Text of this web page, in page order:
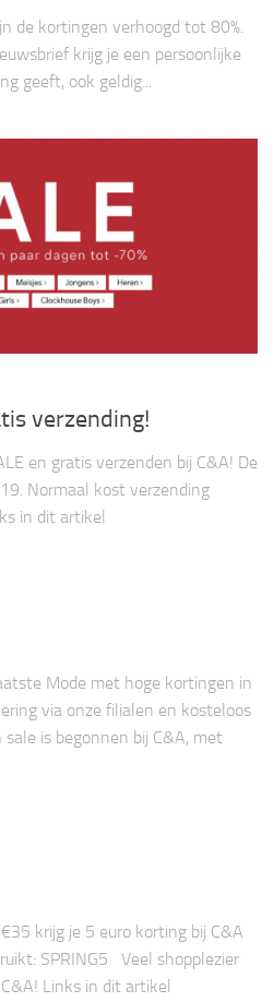
de kortingen verhoogd tot 80%.
krijg je een persoonlijke
geeft, ook geldig...
verzending!
en gratis verzenden bij C&A! De
Normaal kost verzending
in dit artikel
Mode met hoge kortingen in
via onze filialen en kosteloos
is begonnen bij C&A, met
krijg je 5 euro korting bij C&A
SPRING5 Veel shopplezier
Links in dit artikel